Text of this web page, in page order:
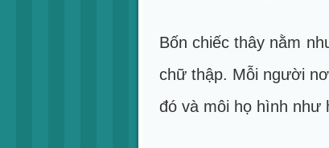
Bốn chiếc thây nằm
chữ thập. Mỗi người
đó và môi họ hình như